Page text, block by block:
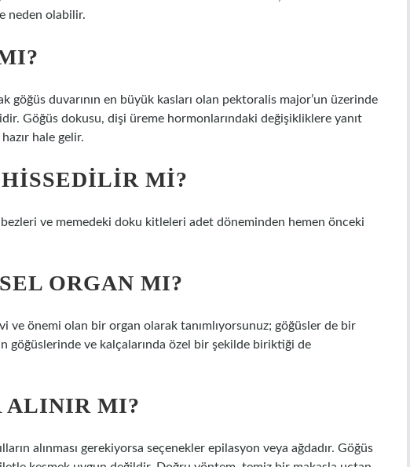
neden olabilir.
göğüs duvarının en büyük kasları olan pektoralis major’un üzerinde
Göğüs dokusu, dişi üreme hormonlarındaki değişikliklere yanıt
hale gelir.
MI?
ve memedeki doku kitleleri adet döneminden hemen önceki
ORGAN MI?
ve önemi olan bir organ olarak tanımlıyorsunuz; göğüsler de bir
göğüslerinde ve kalçalarında özel bir şekilde biriktiği de
MI?
alınması gerekiyorsa seçenekler epilasyon veya ağdadır. Göğüs